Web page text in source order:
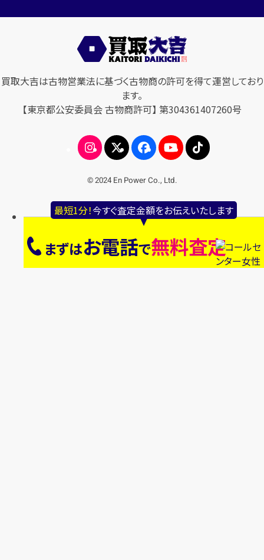
最短1分！今すぐ査定金額をお伝えいたします
まずはお電話で無料査定
買取大吉は古物営業法に基づく古物商の許可を得て運営しており
ます。
【東京都公安委員会 古物商許可】 第304361407260号
© 2024 En Power Co., Ltd.